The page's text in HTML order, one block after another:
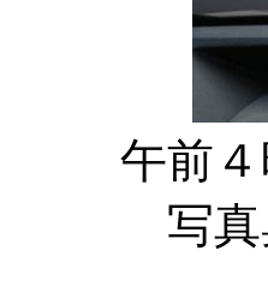
午前
写